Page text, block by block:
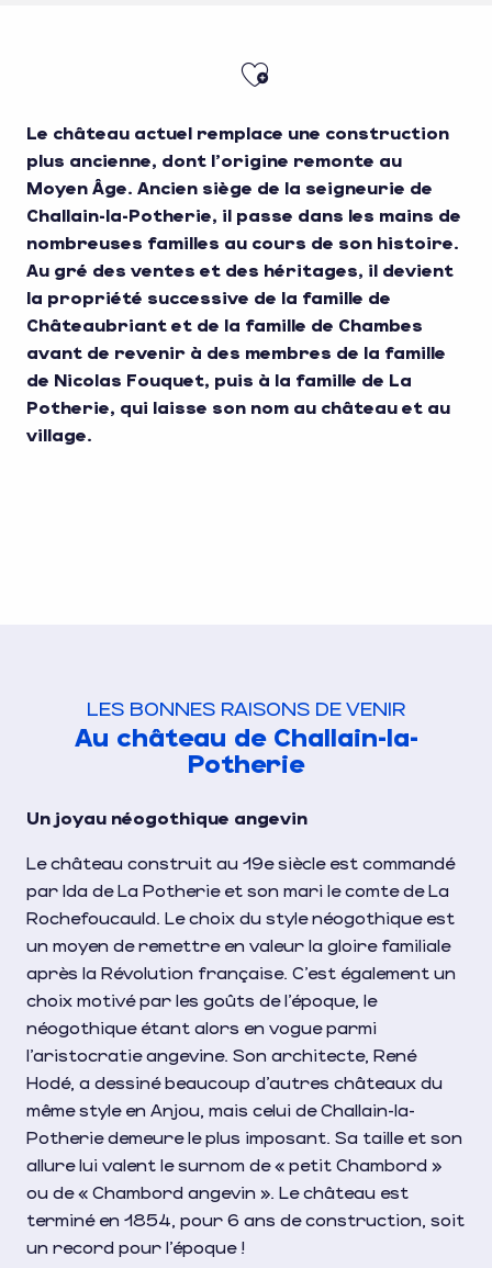
Ajouter aux
Le château actuel remplace une construction
plus ancienne, dont l’origine remonte au
Moyen Âge. Ancien siège de la seigneurie de
Challain-la-Potherie, il passe dans les mains de
nombreuses familles au cours de son histoire.
Au gré des ventes et des héritages, il devient
la propriété successive de la famille de
Châteaubriant et de la famille de Chambes
avant de revenir à des membres de la famille
de Nicolas Fouquet, puis à la famille de La
Potherie, qui laisse son nom au château et au
village.
LES BONNES RAISONS DE VENIR
Au château de Challain-la-
Potherie
Un joyau néogothique angevin
Le château construit au 19e siècle est commandé
par Ida de La Potherie et son mari le comte de La
Rochefoucauld. Le choix du style néogothique est
un moyen de remettre en valeur la gloire familiale
après la Révolution française. C’est également un
choix motivé par les goûts de l’époque, le
néogothique étant alors en vogue parmi
l’aristocratie angevine. Son architecte, René
Hodé, a dessiné beaucoup d’autres châteaux du
même style en Anjou, mais celui de Challain-la-
Potherie demeure le plus imposant. Sa taille et son
allure lui valent le surnom de « petit Chambord »
ou de « Chambord angevin ». Le château est
terminé en 1854, pour 6 ans de construction, soit
un record pour l’époque !